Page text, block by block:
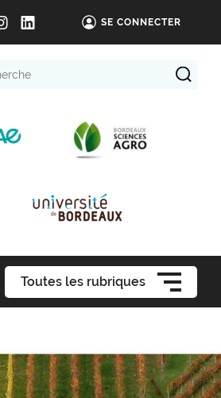
SE CONNECTER
Toutes les rubriques